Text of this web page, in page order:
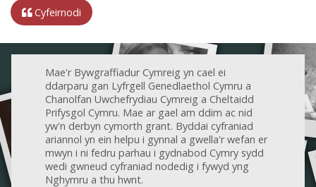
Cyfeirnodi
Mae'r Bywgraffiadur Cymreig yn cael ei
ddarparu gan Lyfrgell Genedlaethol Cymru a
Chanolfan Uwchefrydiau Cymreig a Cheltaidd
Prifysgol Cymru. Mae ar gael am ddim ac nid
yw'n derbyn cymorth grant. Byddai cyfraniad
ariannol yn ein helpu i gynnal a gwella'r wefan er
mwyn i ni fedru parhau i gydnabod Cymry sydd
wedi gwneud cyfraniad nodedig i fywyd yng
Nghymru a thu hwnt.